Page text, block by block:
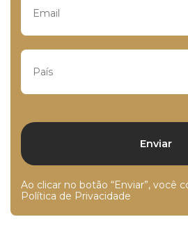
Ao clicar no botão “Enviar”, você
Política de Privacidade